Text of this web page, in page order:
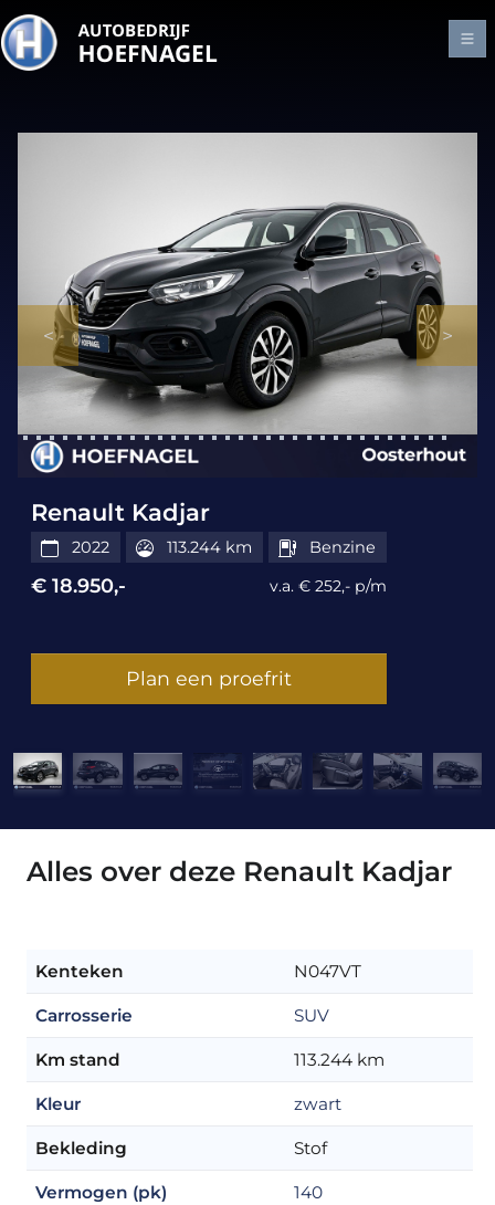
Renault Kadjar
2022 113.244 km Benzine
€ 18.950,- v.a. € 252,- p/m
Plan een proefrit
Alles over deze Renault Kadjar
Kenteken N047VT
Carrosserie SUV
Km stand 113.244 km
Kleur zwart
Bekleding Stof
Vermogen (pk) 140